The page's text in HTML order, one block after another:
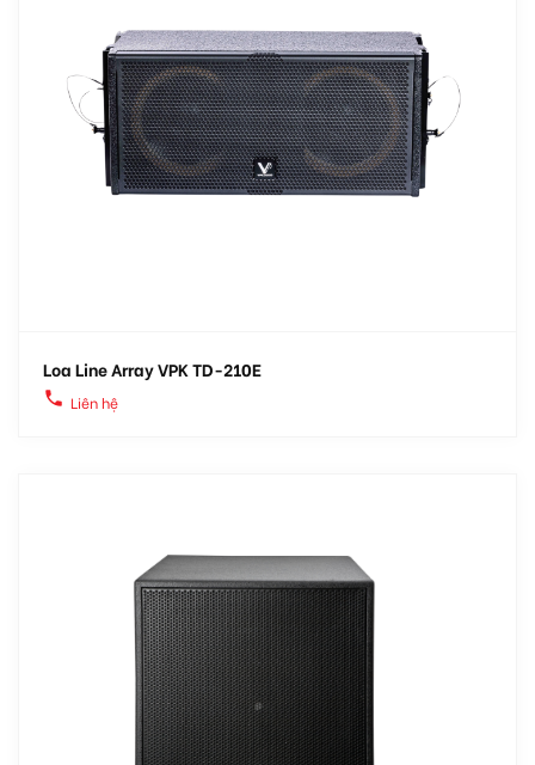
Loa Line Array VPK TD-210E
local_phone Liên hệ